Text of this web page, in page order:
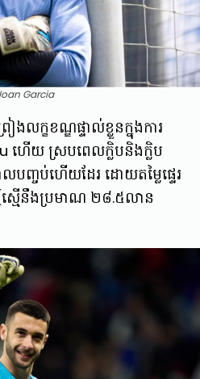
Garcia
លក្ខខណ្ឌផ្ទាល់ខ្លួនក្នុងការ
ហើយ ស្របពេលក្លិបនិងក្លិប
ញ្ចប់ហើយដែរ ដោយតម្លៃផ្ទេរ
មើនឹងប្រមាណ ២៨.៥លាន